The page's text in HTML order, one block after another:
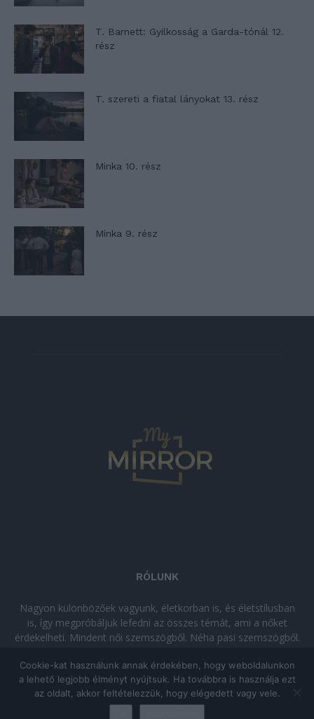
T. Barnett: Gyilkosság a Garda-tónál 12.
rész
T. szereti a fiatal lányokat 13. rész
Minka 10. rész
Minka 9. rész
RÓLUNK
Nagyon különbözőek vagyunk, életkorban is, és életstílusban
is, így megpróbáljuk lefedni az összes témát, ami a nőket
érdekelheti. Mindent női szemszögből. Néha pasi szemszögből.
kikapcsolódásra vágysz!
© Copyright 2026 - mymirror.huADATKEZELÉSI TÁJÉKOZTATÓ
Cookie-kat használunk annak érdekében, hogy weboldalunkon
a lehető legjobb élményt nyújtsuk. Ha továbbra is használja ezt
az oldalt, akkor feltételezzük, hogy elégedett vagy vele.